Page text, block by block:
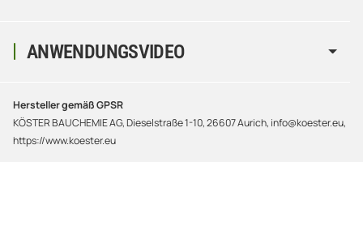
ANWENDUNGSVIDEO
Hersteller gemäß GPSR
KÖSTER BAUCHEMIE AG, Dieselstraße 1-10, 26607 Aurich, info@koester.eu,
https://www.koester.eu